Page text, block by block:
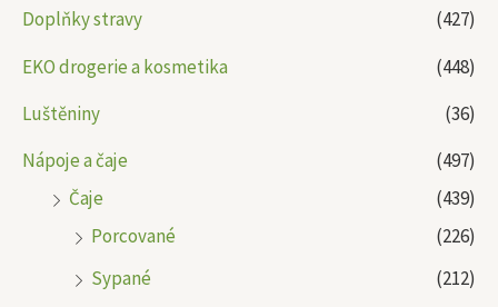
Doplňky stravy
(427)
EKO drogerie a kosmetika
(448)
Luštěniny
(36)
Nápoje a čaje
(497)
Čaje
(439)
Porcované
(226)
Sypané
(212)